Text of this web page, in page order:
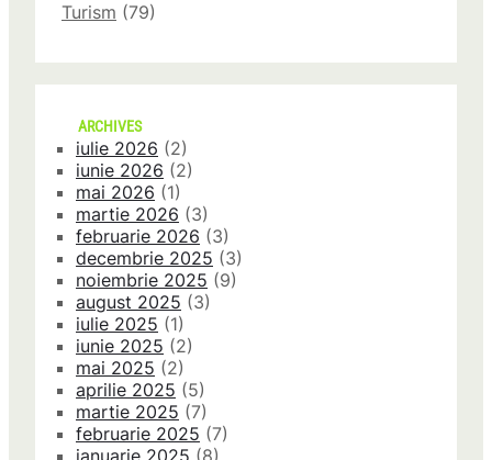
Turism (79)
ARCHIVES
iulie 2026 (2)
iunie 2026 (2)
mai 2026 (1)
martie 2026 (3)
februarie 2026 (3)
decembrie 2025 (3)
noiembrie 2025 (9)
august 2025 (3)
iulie 2025 (1)
iunie 2025 (2)
mai 2025 (2)
aprilie 2025 (5)
martie 2025 (7)
februarie 2025 (7)